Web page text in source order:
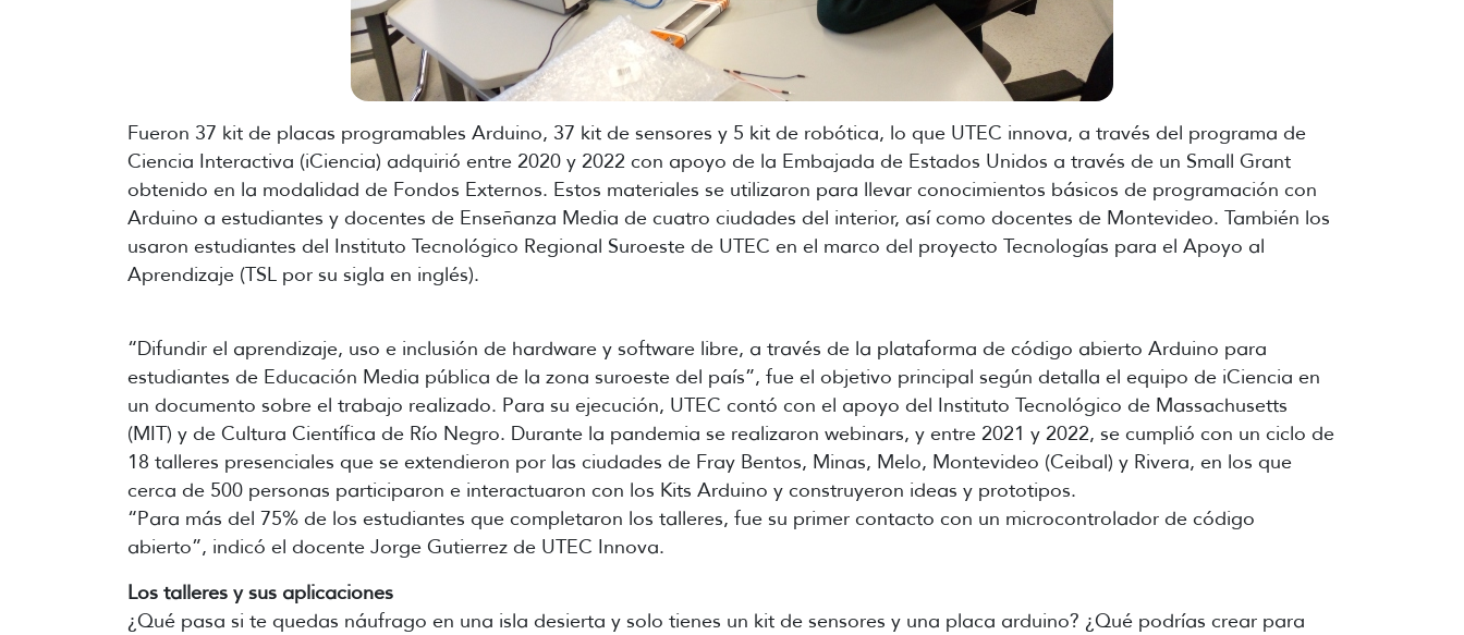
Fueron 37 kit de placas programables Arduino, 37 kit de sensores y 5 kit de robótica, lo que UTEC innova, a través del programa de
Ciencia Interactiva (iCiencia) adquirió entre 2020 y 2022 con apoyo de la Embajada de Estados Unidos a través de un Small Grant
obtenido en la modalidad de Fondos Externos. Estos materiales se utilizaron para llevar conocimientos básicos de programación con
Arduino a estudiantes y docentes de Enseñanza Media de cuatro ciudades del interior, así como docentes de Montevideo. También los
usaron estudiantes del Instituto Tecnológico Regional Suroeste de UTEC en el marco del proyecto Tecnologías para el Apoyo al
Aprendizaje (TSL por su sigla en inglés).
“Difundir el aprendizaje, uso e inclusión de hardware y software libre, a través de la plataforma de código abierto Arduino para
estudiantes de Educación Media pública de la zona suroeste del país”, fue el objetivo principal según detalla el equipo de iCiencia en
un documento sobre el trabajo realizado. Para su ejecución, UTEC contó con el apoyo del Instituto Tecnológico de Massachusetts
(MIT) y de Cultura Científica de Río Negro. Durante la pandemia se realizaron webinars, y entre 2021 y 2022, se cumplió con un ciclo de
18 talleres presenciales que se extendieron por las ciudades de Fray Bentos, Minas, Melo, Montevideo (Ceibal) y Rivera, en los que
cerca de 500 personas participaron e interactuaron con los Kits Arduino y construyeron ideas y prototipos.
“Para más del 75% de los estudiantes que completaron los talleres, fue su primer contacto con un microcontrolador de código
abierto”, indicó el docente Jorge Gutierrez de UTEC Innova.
Los talleres y sus aplicaciones
¿Qué pasa si te quedas náufrago en una isla desierta y solo tienes un kit de sensores y una placa arduino? ¿Qué podrías crear para